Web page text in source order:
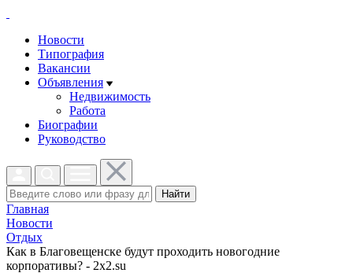
Новости
Типография
Вакансии
Объявления
Недвижимость
Работа
Биографии
Руководство
Найти
Главная
Новости
Отдых
Как в Благовещенске будут проходить новогодние
корпоративы? - 2x2.su